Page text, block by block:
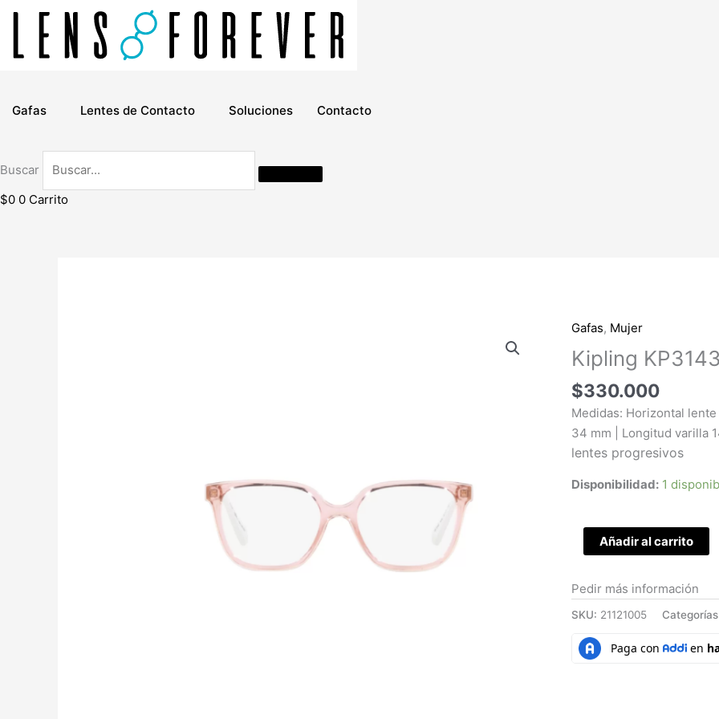
Gafas Lentes de Contacto Soluciones Contacto
Buscar
$0 0 Carrito
Gafas, Mujer
Kipling
$330.000
Medidas: Horizontal
34 mm | Longitud varilla
lentes progresivos
Disponibilidad: 1
Kipling
KP3143
K140
cantidad
Añadir al carrito
Pedir más información
SKU: 21121005